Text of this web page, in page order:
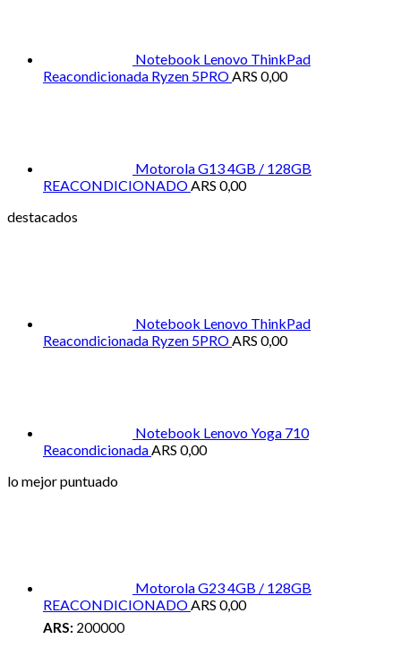
Notebook Lenovo ThinkPad
Reacondicionada Ryzen 5PROARS 0,00
Motorola G13 4GB / 128GB
REACONDICIONADOARS 0,00
destacados
Notebook Lenovo ThinkPad
Reacondicionada Ryzen 5PROARS 0,00
Notebook Lenovo Yoga 710
ReacondicionadaARS 0,00
lo mejor puntuado
Motorola G23 4GB / 128GB
REACONDICIONADOARS 0,00
ARS: 200000